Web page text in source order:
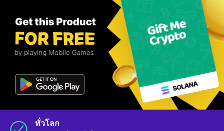
ทั่วโลก